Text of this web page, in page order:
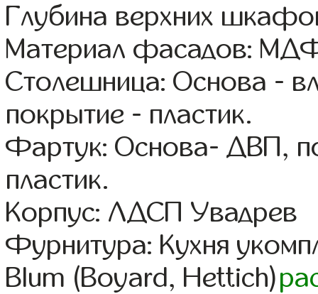
Глубина верхних
Материал фасадов:
Столешница: Основа -
покрытие - пластик.
Фартук: Основа- ДВП,
пластик.
Корпус: ЛДСП Увадрев
Фурнитура: Кухня
Blum (Boyard, Hettich)